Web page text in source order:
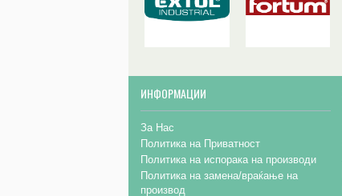
ИНФОРМАЦИИ
За Нас
Политика на Приватност
Политика на испорака на производи
Политика на замена/враќање на
производ